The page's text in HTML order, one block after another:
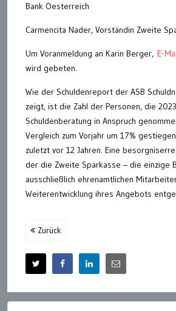
Bank Oesterreich
Carmencita Nader, Vorständin Zweite
Um Voranmeldung an Karin Berger, E-
wird gebeten.
Wie der Schuldenreport der ASB
zeigt, ist die Zahl der Personen, die
Schuldenberatung in Anspruch
Vergleich zum Vorjahr um 17%
zuletzt vor 12 Jahren. Eine
der die Zweite Sparkasse – die einzige
ausschließlich ehrenamtlichen
Weiterentwicklung ihres Angebots
Zurück